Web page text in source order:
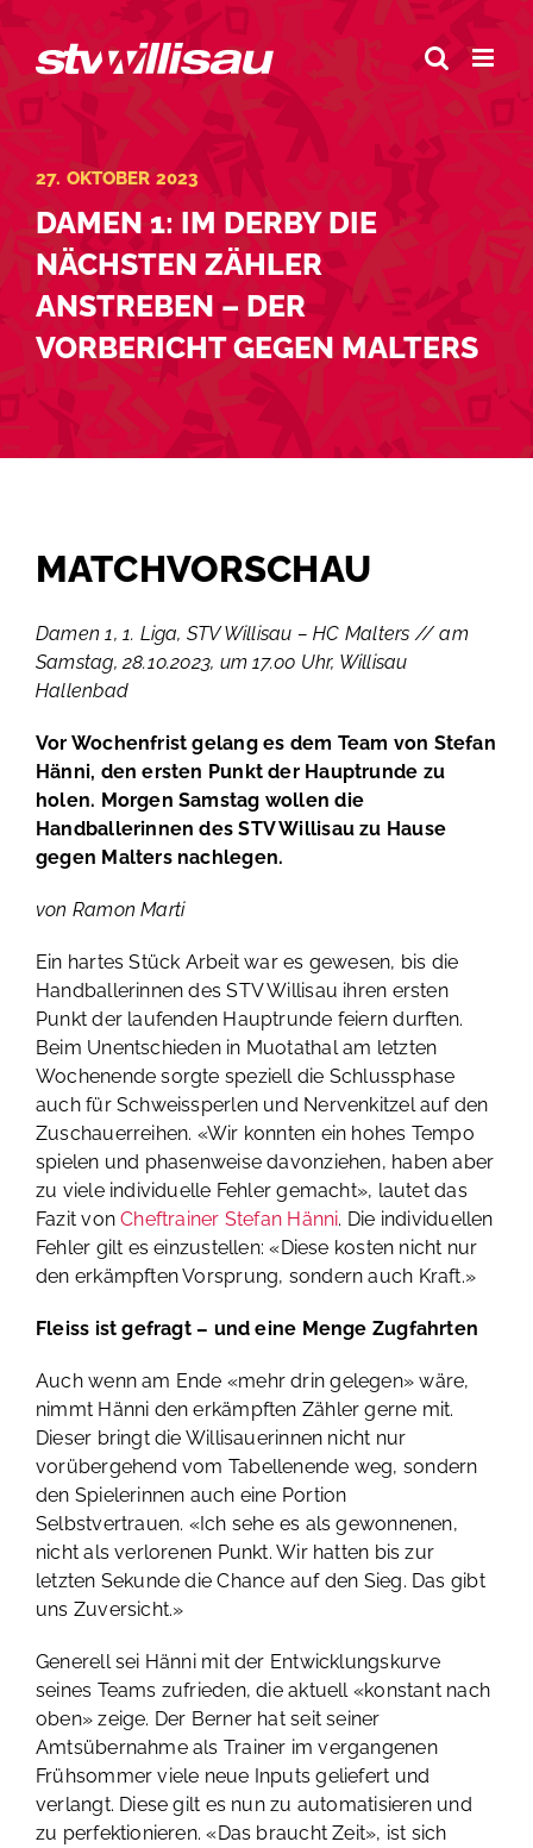
Zum
Inhalt
springen
27. OKTOBER 2023
DAMEN 1: IM DERBY DIE
NÄCHSTEN ZÄHLER
ANSTREBEN – DER
VORBERICHT GEGEN MALTERS
MATCHVORSCHAU
Damen 1, 1. Liga, STV Willisau – HC Malters // am
Samstag, 28.10.2023, um 17.00 Uhr, Willisau
Hallenbad
Vor Wochenfrist gelang es dem Team von Stefan
Hänni, den ersten Punkt der Hauptrunde zu
holen. Morgen Samstag wollen die
Handballerinnen des STV Willisau zu Hause
gegen Malters nachlegen.
von Ramon Marti
Ein hartes Stück Arbeit war es gewesen, bis die
Handballerinnen des STV Willisau ihren ersten
Punkt der laufenden Hauptrunde feiern durften.
Beim Unentschieden in Muotathal am letzten
Wochenende sorgte speziell die Schlussphase
auch für Schweissperlen und Nervenkitzel auf den
Zuschauerreihen. «Wir konnten ein hohes Tempo
spielen und phasenweise davonziehen, haben aber
zu viele individuelle Fehler gemacht», lautet das
Fazit vonCheftrainer Stefan Hänni. Die individuellen
Fehler gilt es einzustellen: «Diese kosten nicht nur
den erkämpften Vorsprung, sondern auch Kraft.»
Fleiss ist gefragt – und eine Menge Zugfahrten
Auch wenn am Ende «mehr drin gelegen» wäre,
nimmt Hänni den erkämpften Zähler gerne mit.
Dieser bringt die Willisauerinnen nicht nur
vorübergehend vom Tabellenende weg, sondern
den Spielerinnen auch eine Portion
Selbstvertrauen. «Ich sehe es als gewonnenen,
nicht als verlorenen Punkt. Wir hatten bis zur
letzten Sekunde die Chance auf den Sieg. Das gibt
uns Zuversicht.»
Generell sei Hänni mit der Entwicklungskurve
seines Teams zufrieden, die aktuell «konstant nach
oben» zeige. Der Berner hat seit seiner
Amtsübernahme als Trainer im vergangenen
Frühsommer viele neue Inputs geliefert und
verlangt. Diese gilt es nun zu automatisieren und
zu perfektionieren. «Das braucht Zeit», ist sich